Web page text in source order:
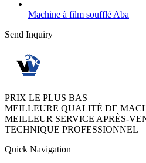
Machine à film soufflé Aba
Send Inquiry
PRIX LE PLUS BAS
MEILLEURE QUALITÉ DE
MEILLEUR SERVICE APRÈS-
TECHNIQUE PROFESSIONNEL
Quick Navigation